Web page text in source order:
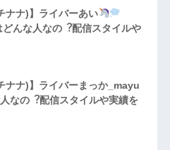
ナナ)】ライバーあい
んな人なの︖配信スタイルや
ナナ)】ライバーまっか_mayu
なの︖配信スタイルや実績を